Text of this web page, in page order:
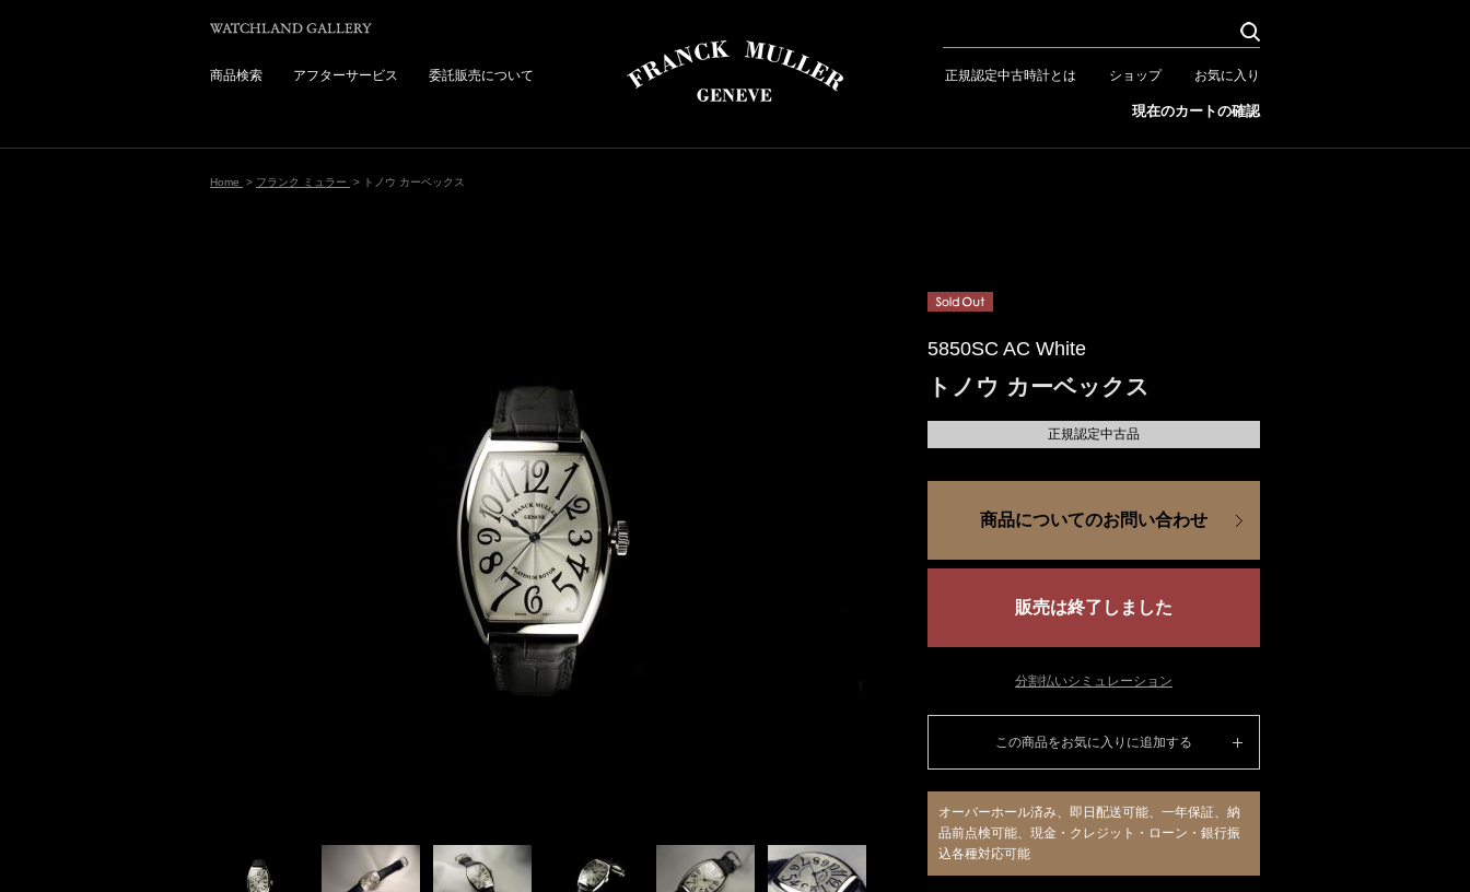
商品検索 アフターサービス 委託販売について 正規認定中古時計とは ショップ お気に入り
現在のカートの確認
Home > フランク ミュラー > トノウ カーベックス
5850SC AC White
トノウ カーベックス
正規認定中古品
商品についてのお問い合わせ
販売は終了しました
分割払いシミュレーション
この商品をお気に入りに追加する
オーバーホール済み、即日配送可能、一年保証、納
品前点検可能、現金・クレジット・ローン・銀行振
込各種対応可能